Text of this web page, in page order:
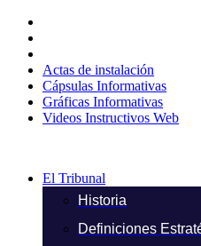
contenido
Actas de instalación
Cápsulas Informativas
Gráficas Informativas
Videos Instructivos Web
El Tribunal
Historia
Definiciones